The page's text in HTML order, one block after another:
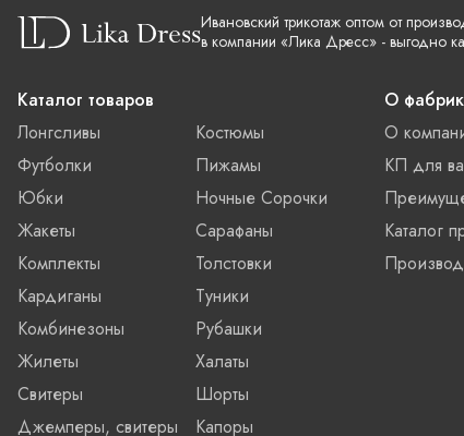
Ивановский трикотаж оптом от
в компании «Лика Дресс» - выгодно
Каталог товаров
Лонгсливы
Футболки
Юбки
Жакеты
Комплекты
Кардиганы
Комбинезоны
Жилеты
Свитеры
Джемперы, свитеры
Костюмы
Пижамы
Ночные Сорочки
Сарафаны
Толстовки
Туники
Рубашки
Халаты
Шорты
Капоры
О
О
КП для
Каталог